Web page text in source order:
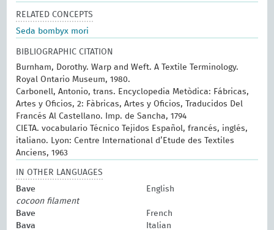
RELATED CONCEPTS
Seda bombyx mori
BIBLIOGRAPHIC CITATION
Burnham, Dorothy. Warp and Weft. A Textile Terminology.
Royal Ontario Museum, 1980.
Carbonell, Antonio, trans. Encyclopedia Metòdica: Fábricas,
Artes y Oficios, 2: Fàbricas, Artes y Oficios, Traducidos Del
Francés Al Castellano. Imp. de Sancha, 1794
CIETA. vocabulario Técnico Tejidos Español, francés, inglés,
italiano. Lyon: Centre International d’Etude des Textiles
Anciens, 1963
IN OTHER LANGUAGES
Bave
English
cocoon filament
Bave
French
Bava
Italian